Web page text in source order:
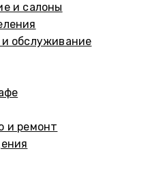
и салоны
обслуживание
и ремонт